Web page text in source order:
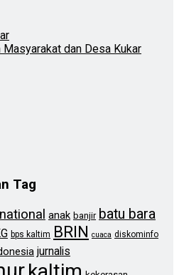
dan Desa Kukar
Tag
anak banjir batu bara
bps kaltim BRIN cuaca diskominfo
jurnalis